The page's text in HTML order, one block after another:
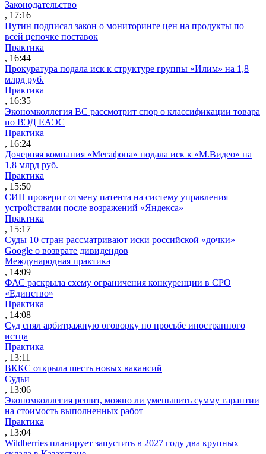
Законодательство
, 17:16
Путин подписал закон о мониторинге цен на продукты по
всей цепочке поставок
Практика
, 16:44
Прокуратура подала иск к структуре группы «Илим» на 1,8
млрд руб.
Практика
, 16:35
Экономколлегия ВС рассмотрит спор о классификации товара
по ВЭД ЕАЭС
Практика
, 16:24
Дочерняя компания «Мегафона» подала иск к «М.Видео» на
1,8 млрд руб.
Практика
, 15:50
СИП проверит отмену патента на систему управления
устройствами после возражений «Яндекса»
Практика
, 15:17
Суды 10 стран рассматривают иски российской «дочки»
Google о возврате дивидендов
Международная практика
, 14:09
ФАС раскрыла схему ограничения конкуренции в СРО
«Единство»
Практика
, 14:08
Суд снял арбитражную оговорку по просьбе иностранного
истца
Практика
, 13:11
ВККС открыла шесть новых вакансий
Судьи
, 13:06
Экономколлегия решит, можно ли уменьшить сумму гарантии
на стоимость выполненных работ
Практика
, 13:04
Wildberries планирует запустить в 2027 году два крупных